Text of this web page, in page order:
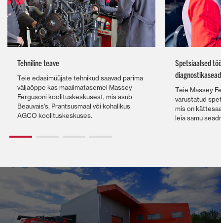
Tehniline teave
Teie edasimüüjate tehnikud saavad parima
väljaõppe kas maailmatasemel Massey
Fergusoni koolituskeskusest, mis asub
Beauvais's, Prantsusmaal või kohalikus
AGCO koolituskeskuses.
Spetsiaalsed
Teie Massey
varustatud
mis on
leia samu